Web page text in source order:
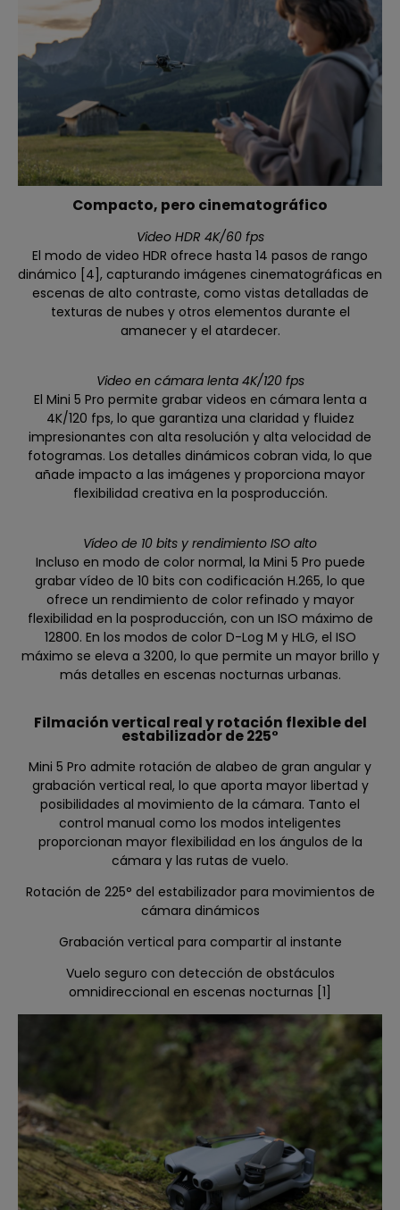
Compacto, pero cinematográfico
Video HDR 4K/60 fps
El modo de video HDR ofrece hasta 14 pasos de rango
dinámico [4], capturando imágenes cinematográficas en
escenas de alto contraste, como vistas detalladas de
texturas de nubes y otros elementos durante el
amanecer y el atardecer.
Video en cámara lenta 4K/120 fps
El Mini 5 Pro permite grabar videos en cámara lenta a
4K/120 fps, lo que garantiza una claridad y fluidez
impresionantes con alta resolución y alta velocidad de
fotogramas. Los detalles dinámicos cobran vida, lo que
añade impacto a las imágenes y proporciona mayor
flexibilidad creativa en la posproducción.
Vídeo de 10 bits y rendimiento ISO alto
Incluso en modo de color normal, la Mini 5 Pro puede
grabar vídeo de 10 bits con codificación H.265, lo que
ofrece un rendimiento de color refinado y mayor
flexibilidad en la posproducción, con un ISO máximo de
12800. En los modos de color D-Log M y HLG, el ISO
máximo se eleva a 3200, lo que permite un mayor brillo y
más detalles en escenas nocturnas urbanas.
Filmación vertical real y rotación flexible del
estabilizador de 225°
Mini 5 Pro admite rotación de alabeo de gran angular y
grabación vertical real, lo que aporta mayor libertad y
posibilidades al movimiento de la cámara. Tanto el
control manual como los modos inteligentes
proporcionan mayor flexibilidad en los ángulos de la
cámara y las rutas de vuelo.
Rotación de 225° del estabilizador para movimientos de
cámara dinámicos
Grabación vertical para compartir al instante
Vuelo seguro con detección de obstáculos
omnidireccional en escenas nocturnas [1]